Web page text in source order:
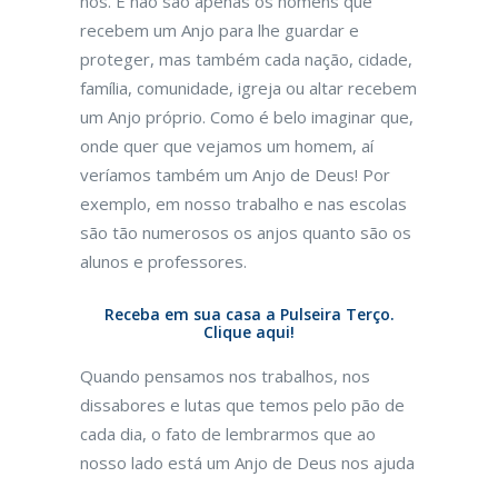
recebem um Anjo para lhe guardar e
proteger, mas também cada nação, cidade,
família, comunidade, igreja ou altar recebem
um Anjo próprio. Como é belo imaginar que,
onde quer que vejamos um homem, aí
veríamos também um Anjo de Deus! Por
exemplo, em nosso trabalho e nas escolas
são tão numerosos os anjos quanto são os
alunos e professores.
Receba em sua casa a Pulseira Terço.
Clique aqui!
Quando pensamos nos trabalhos, nos
dissabores e lutas que temos pelo pão de
cada dia, o fato de lembrarmos que ao
nosso lado está um Anjo de Deus nos ajuda